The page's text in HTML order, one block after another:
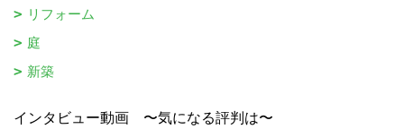
リフォーム
庭
新築
インタビュー動画 〜気になる評判は〜